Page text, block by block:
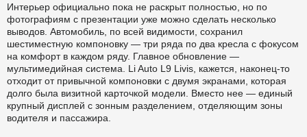
Интерьер официально пока не раскрыт полностью, но по
фотографиям с презентации уже можно сделать несколько
выводов. Автомобиль, по всей видимости, сохранил
шестиместную компоновку — три ряда по два кресла с фокусом
на комфорт в каждом ряду. Главное обновление —
мультимедийная система. Li Auto L9 Livis, кажется, наконец-то
отходит от привычной компоновки с двумя экранами, которая
долго была визитной карточкой модели. Вместо нее — единый
крупный дисплей с зонным разделением, отделяющим зоны
водителя и пассажира.